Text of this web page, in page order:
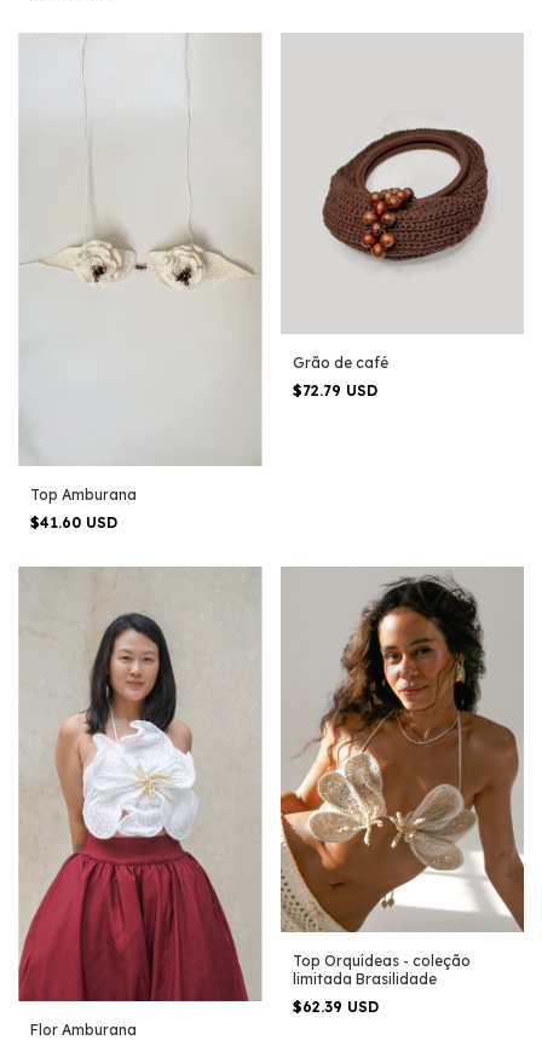
Top Amburana
$41.60 USD
Grão de café
$72.79 USD
Flor Amburana
Top Orquídeas - coleção
limitada Brasilidade
$62.39 USD